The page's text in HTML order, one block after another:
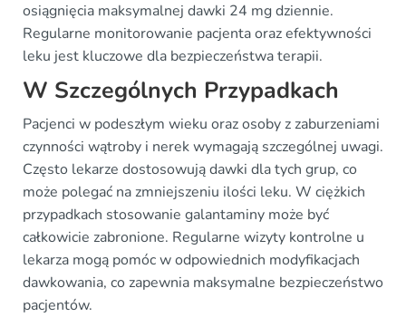
osiągnięcia maksymalnej dawki 24 mg dziennie.
Regularne monitorowanie pacjenta oraz efektywności
leku jest kluczowe dla bezpieczeństwa terapii.
W Szczególnych Przypadkach
Pacjenci w podeszłym wieku oraz osoby z zaburzeniami
czynności wątroby i nerek wymagają szczególnej uwagi.
Często lekarze dostosowują dawki dla tych grup, co
może polegać na zmniejszeniu ilości leku. W ciężkich
przypadkach stosowanie galantaminy może być
całkowicie zabronione. Regularne wizyty kontrolne u
lekarza mogą pomóc w odpowiednich modyfikacjach
dawkowania, co zapewnia maksymalne bezpieczeństwo
pacjentów.